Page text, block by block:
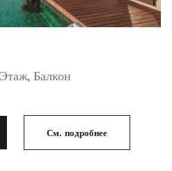
Балкон
См. подробнее